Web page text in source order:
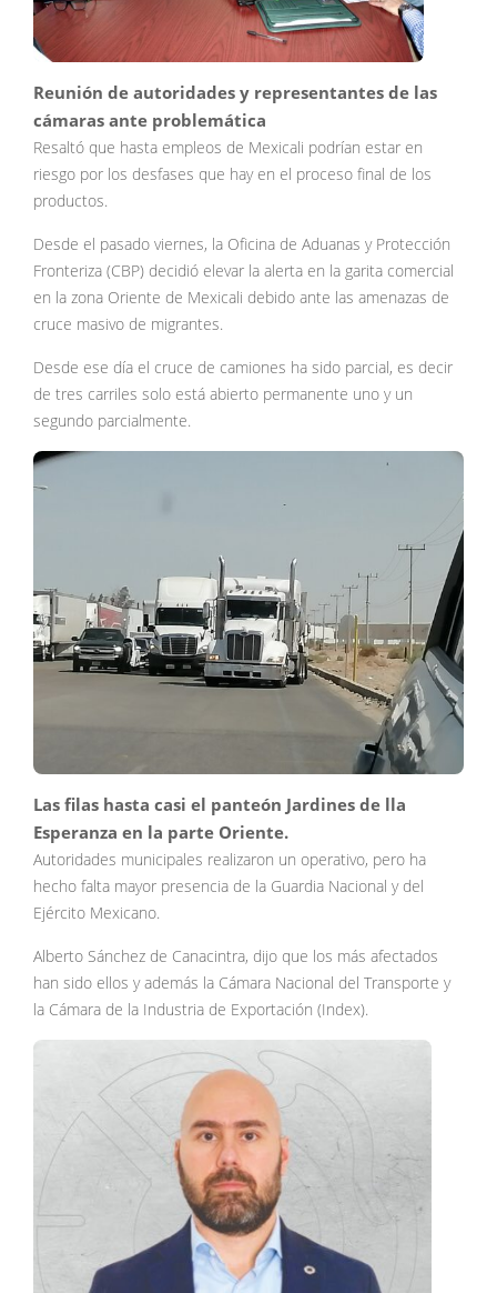
Reunión de autoridades y representantes de las
cámaras ante problemática
Resaltó que hasta empleos de Mexicali podrían estar en
riesgo por los desfases que hay en el proceso final de los
productos.
Desde el pasado viernes, la Oficina de Aduanas y Protección
Fronteriza (CBP) decidió elevar la alerta en la garita comercial
en la zona Oriente de Mexicali debido ante las amenazas de
cruce masivo de migrantes.
Desde ese día el cruce de camiones ha sido parcial, es decir
de tres carriles solo está abierto permanente uno y un
segundo parcialmente.
Las filas hasta casi el panteón Jardines de lla
Esperanza en la parte Oriente.
Autoridades municipales realizaron un operativo, pero ha
hecho falta mayor presencia de la Guardia Nacional y del
Ejército Mexicano.
Alberto Sánchez de Canacintra, dijo que los más afectados
han sido ellos y además la Cámara Nacional del Transporte y
la Cámara de la Industria de Exportación (Index).